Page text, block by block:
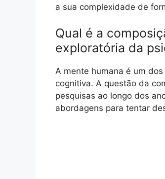
a sua complexidade de
Qual é a
exploratória da
A mente humana é um
cognitiva. A questão da
pesquisas ao longo dos
abordagens para tentar